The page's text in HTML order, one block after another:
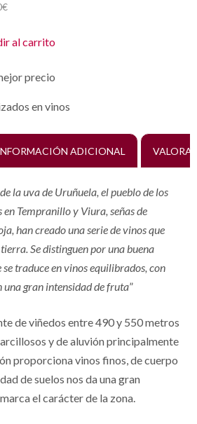
€
al carrito
precio
en vinos
ADICIONAL
la uva de Uruñuela, el pueblo de los
en Tempranillo y Viura, señas de
han creado una serie de vinos que
Se distinguen por una buena
se traduce en vinos equilibrados, con
gran intensidad de fruta”
de viñedos entre 490 y 550 metros
y de aluvión principalmente
proporciona vinos finos, de cuerpo
de suelos nos da una gran
el carácter de la zona.